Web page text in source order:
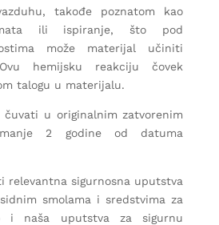
takođe poznatom kao
ili ispiranje, što pod
može materijal učiniti
hemijsku reakciju čovek
talogu u materijalu.
čuvati u originalnim zatvorenim
2 godine od datuma
relevantna sigurnosna uputstva
smolama i sredstvima za
i naša uputstva za sigurnu